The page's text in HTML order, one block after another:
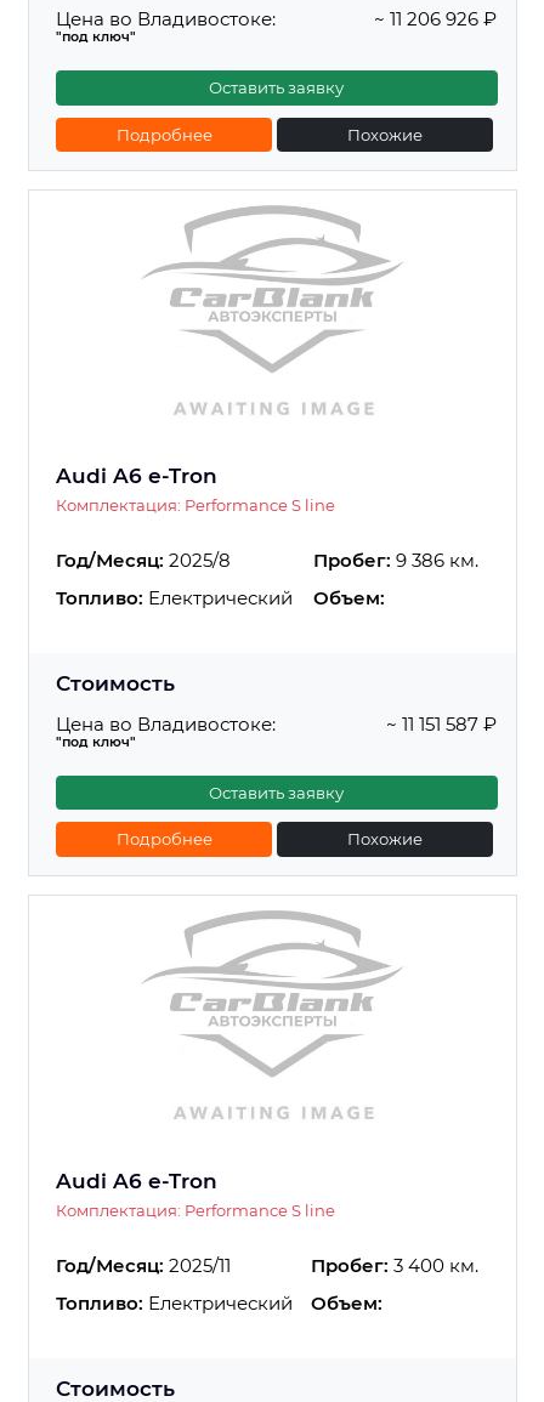
Цена во Владивостоке:
"под ключ"
~ 11 206 926 ₽
Оставить заявку
Подробнее Похожие
Audi A6 e-Tron
Комплектация: Performance S line
Год/Месяц: 2025/8 Пробег: 9 386 км.
Топливо: Електрический Объем:
Стоимость
Цена во Владивостоке:
"под ключ"
~ 11 151 587 ₽
Оставить заявку
Подробнее Похожие
Audi A6 e-Tron
Комплектация: Performance S line
Год/Месяц: 2025/11 Пробег: 3 400 км.
Топливо: Електрический Объем:
Стоимость